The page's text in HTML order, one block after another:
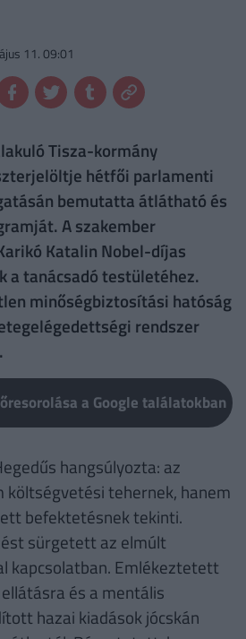
11. 09:01
Tisza-kormány
hétfői parlamenti
bemutatta átlátható és
A szakember
Katalin Nobel-díjas
a tanácsadó testületéhez.
minőségbiztosítási hatóság
rendszer
a Google találatokban
hangsúlyozta: az
költségvetési tehernek, hanem
befektetésnek tekinti.
sürgetett az elmúlt
kapcsolatban. Emlékeztetett
és a mentális
hazai kiadások jócskán